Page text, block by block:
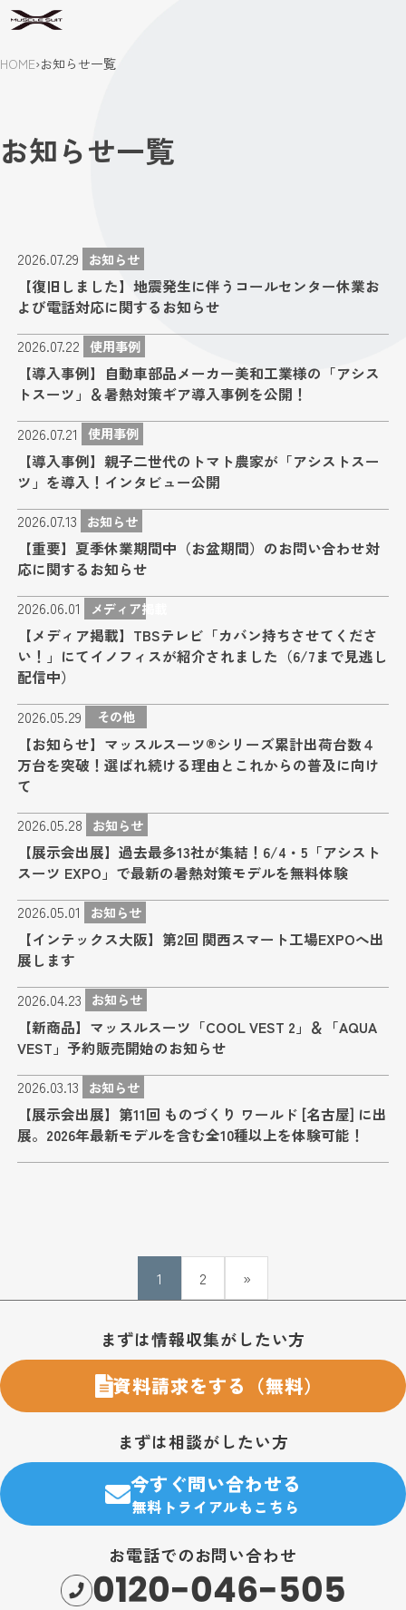
HOME›お知らせ一覧
お知らせ一覧
2026.07.29 お知らせ
【復旧しました】地震発生に伴うコールセンター休業お
よび電話対応に関するお知らせ
2026.07.22 使用事例
【導入事例】自動車部品メーカー美和工業様の「アシス
トスーツ」＆暑熱対策ギア導入事例を公開！
2026.07.21 使用事例
【導入事例】親子二世代のトマト農家が「アシストスー
ツ」を導入！インタビュー公開
2026.07.13 お知らせ
【重要】夏季休業期間中（お盆期間）のお問い合わせ対
応に関するお知らせ
2026.06.01 メディア掲載
【メディア掲載】TBSテレビ「カバン持ちさせてくださ
い！」にてイノフィスが紹介されました（6/7まで見逃し
配信中）
2026.05.29 その他
【お知らせ】マッスルスーツ®シリーズ累計出荷台数４
万台を突破！選ばれ続ける理由とこれからの普及に向け
て
2026.05.28 お知らせ
【展示会出展】過去最多13社が集結！6/4・5「アシスト
スーツ EXPO」で最新の暑熱対策モデルを無料体験
2026.05.01 お知らせ
【インテックス大阪】第2回 関西スマート工場EXPOへ出
展します
2026.04.23 お知らせ
【新商品】マッスルスーツ「COOL VEST 2」＆「AQUA
VEST」予約販売開始のお知らせ
2026.03.13 お知らせ
【展示会出展】第11回 ものづくり ワールド [名古屋] に出
展。2026年最新モデルを含む全10種以上を体験可能！
1 2
»
まずは情報収集がしたい方
資料請求をする（無料）
まずは相談がしたい方
今すぐ問い合わせる
無料トライアルもこちら
お電話でのお問い合わせ
0120-046-505